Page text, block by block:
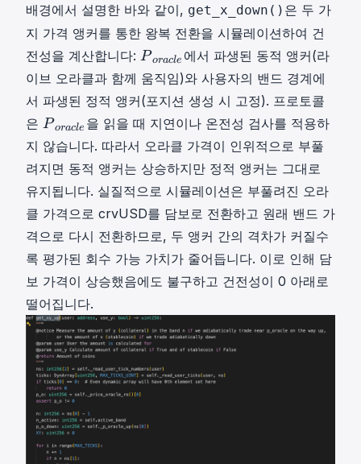
배경에서 설명한 바와 같이, get_x_down() 은 두 가
지 가격 앵커를 통한 왕복 전환을 시뮬레이션하여 건
전성을 계산합니다: P
o
r
a
c
e
P
\
\
_
{
o
a
c
l
e
}
P oracle 에서 파생된 동적 앵커(라
이브 오라클과 함께 움직임)와 사용자의 밴드 경계에
서 파생된 정적 앵커(포지션 생성 시 고정). 프로토콜
은 P
o
r
a
c
l
e
P
\
\
_
{
o
r
a
c
l
e
}
P oracle 을 읽을 때 지연이나 온전성 검사를 적용하
지 않습니다. 따라서 오라클 가격이 인위적으로 부풀
려지면 동적 앵커는 상승하지만 정적 앵커는 그대로
유지됩니다. 실질적으로 시뮬레이션은 부풀려진 오라
클 가격으로 crvUSD를 담보로 전환하고 원래 밴드 가
격으로 다시 전환하므로, 두 앵커 간의 격차가 커질수
록 평가된 회수 가능 가치가 줄어듭니다. 이로 인해 담
보 가격이 상승했음에도 불구하고 건전성이 0 아래로
떨어집니다.